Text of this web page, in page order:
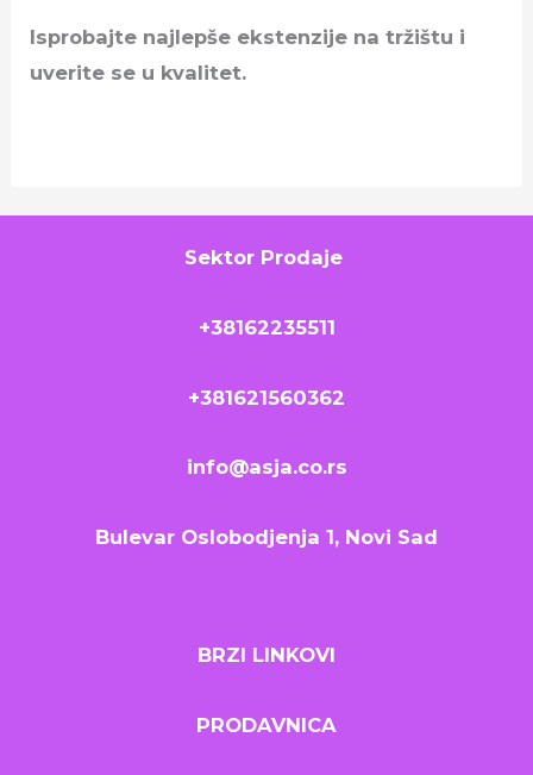
Isprobajte najlepše ekstenzije na tržištu i
uverite se u kvalitet.
Sektor Prodaje
+38162235511
+381621560362
info@asja.co.rs
Bulevar Oslobodjenja 1, Novi Sad
BRZI LINKOVI
PRODAVNICA